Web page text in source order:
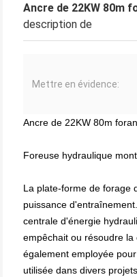
Ancre de 22KW 80m
description de
Mettre en évidence:
Ancre de 22KW 80m
Foreuse hydraulique
La plate-forme de forage
puissance
centrale d'énergie
empêchait ou résoudre
également employée
utilisée dans divers